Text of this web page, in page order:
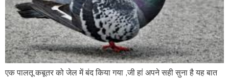
एक पालतू कबूतर को जेल में बंद किया गया ,जी हां अपने सही सुना है यह बात